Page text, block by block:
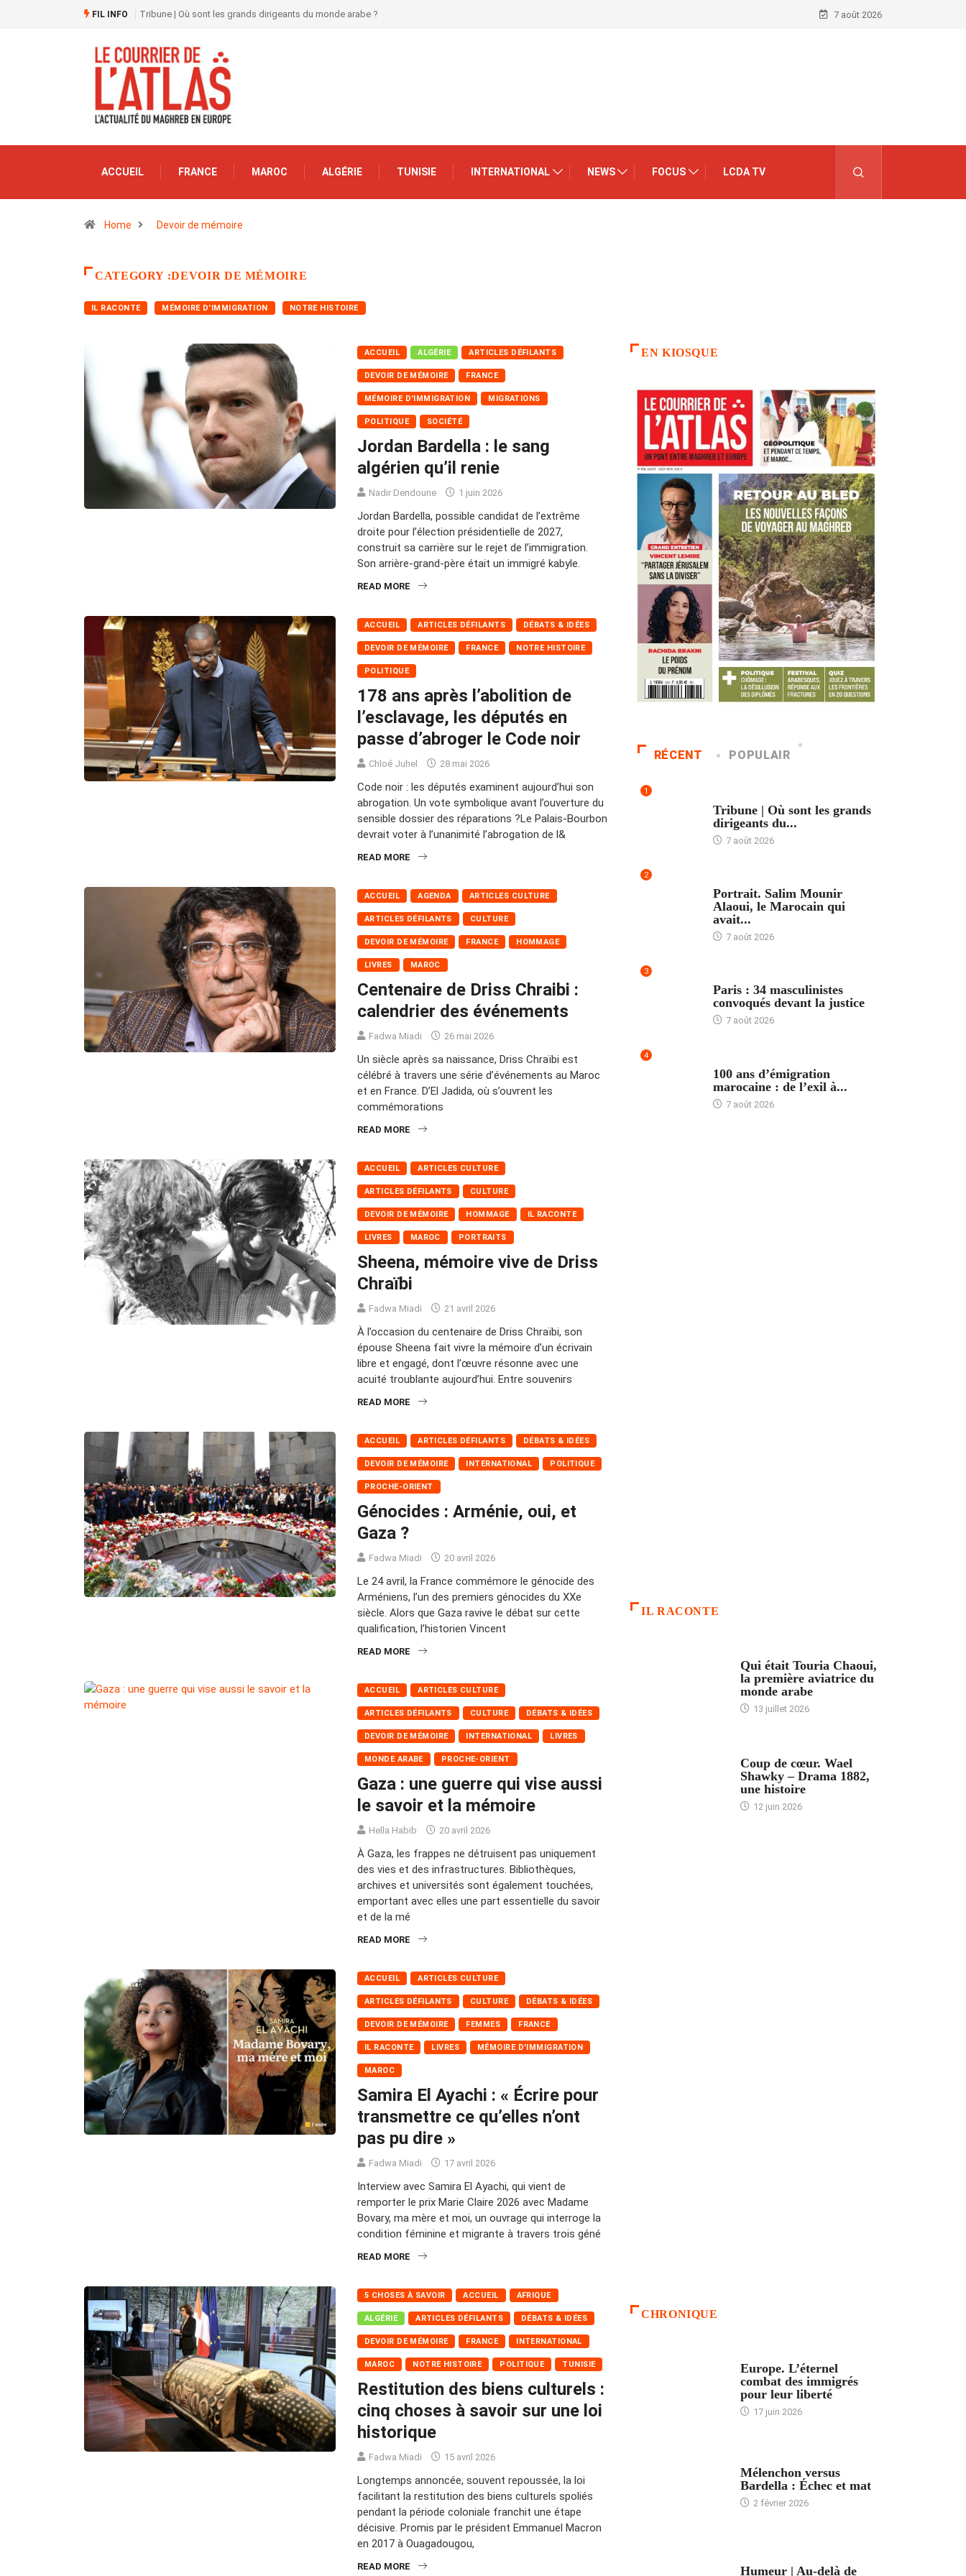
FIL INFO Tribune | Où sont les grands dirigeants du monde arabe ? 7 août 2026
ACCUEIL FRANCE MAROC ALGÉRIE TUNISIE INTERNATIONAL NEWS FOCUS LCDA TV
Home Devoir de mémoire
CATEGORY :DEVOIR DE MÉMOIRE
IL RACONTE MÉMOIRE D'IMMIGRATION NOTRE HISTOIRE
ACCUEIL ALGÉRIE ARTICLES DÉFILANTS
DEVOIR DE MÉMOIRE FRANCE
MÉMOIRE D'IMMIGRATION MIGRATIONS
POLITIQUE SOCIÉTÉ
Jordan Bardella : le sang
algérien qu’il renie
Nadir Dendoune 1 juin 2026
Jordan Bardella, possible candidat de l’extrême
droite pour l’élection présidentielle de 2027,
construit sa carrière sur le rejet de l’immigration.
Son arrière-grand-père était un immigré kabyle.
READ MORE
ACCUEIL ARTICLES DÉFILANTS DÉBATS & IDÉES
DEVOIR DE MÉMOIRE FRANCE NOTRE HISTOIRE
POLITIQUE
178 ans après l’abolition de
l’esclavage, les députés en
passe d’abroger le Code noir
Chloé Juhel 28 mai 2026
Code noir : les députés examinent aujourd’hui son
abrogation. Un vote symbolique avant l’ouverture du
sensible dossier des réparations ?Le Palais-Bourbon
devrait voter à l’unanimité l’abrogation de l&
READ MORE
ACCUEIL AGENDA ARTICLES CULTURE
ARTICLES DÉFILANTS CULTURE
DEVOIR DE MÉMOIRE FRANCE HOMMAGE
LIVRES MAROC
Centenaire de Driss Chraibi :
calendrier des événements
Fadwa Miadi 26 mai 2026
Un siècle après sa naissance, Driss Chraïbi est
célébré à travers une série d’événements au Maroc
et en France. D’El Jadida, où s’ouvrent les
commémorations
READ MORE
ACCUEIL ARTICLES CULTURE
ARTICLES DÉFILANTS CULTURE
DEVOIR DE MÉMOIRE HOMMAGE IL RACONTE
LIVRES MAROC PORTRAITS
Sheena, mémoire vive de Driss
Chraïbi
Fadwa Miadi 21 avril 2026
À l’occasion du centenaire de Driss Chraïbi, son
épouse Sheena fait vivre la mémoire d’un écrivain
libre et engagé, dont l’œuvre résonne avec une
acuité troublante aujourd’hui. Entre souvenirs
READ MORE
ACCUEIL ARTICLES DÉFILANTS DÉBATS & IDÉES
DEVOIR DE MÉMOIRE INTERNATIONAL POLITIQUE
PROCHE-ORIENT
Génocides : Arménie, oui, et
Gaza ?
Fadwa Miadi 20 avril 2026
Le 24 avril, la France commémore le génocide des
Arméniens, l’un des premiers génocides du XXe
siècle. Alors que Gaza ravive le débat sur cette
qualification, l’historien Vincent
READ MORE
ACCUEIL ARTICLES CULTURE
ARTICLES DÉFILANTS CULTURE DÉBATS & IDÉES
DEVOIR DE MÉMOIRE INTERNATIONAL LIVRES
MONDE ARABE PROCHE-ORIENT
Gaza : une guerre qui vise aussi
le savoir et la mémoire
Hella Habib 20 avril 2026
À Gaza, les frappes ne détruisent pas uniquement
des vies et des infrastructures. Bibliothèques,
archives et universités sont également touchées,
emportant avec elles une part essentielle du savoir
et de la mé
READ MORE
ACCUEIL ARTICLES CULTURE
ARTICLES DÉFILANTS CULTURE DÉBATS & IDÉES
DEVOIR DE MÉMOIRE FEMMES FRANCE
IL RACONTE LIVRES MÉMOIRE D'IMMIGRATION
MAROC
Samira El Ayachi : « Écrire pour
transmettre ce qu’elles n’ont
pas pu dire »
Fadwa Miadi 17 avril 2026
Interview avec Samira El Ayachi, qui vient de
remporter le prix Marie Claire 2026 avec Madame
Bovary, ma mère et moi, un ouvrage qui interroge la
condition féminine et migrante à travers trois géné
READ MORE
5 CHOSES À SAVOIR ACCUEIL AFRIQUE
ALGÉRIE ARTICLES DÉFILANTS DÉBATS & IDÉES
DEVOIR DE MÉMOIRE FRANCE INTERNATIONAL
MAROC NOTRE HISTOIRE POLITIQUE TUNISIE
Restitution des biens culturels :
cinq choses à savoir sur une loi
historique
Fadwa Miadi 15 avril 2026
Longtemps annoncée, souvent repoussée, la loi
facilitant la restitution des biens culturels spoliés
pendant la période coloniale franchit une étape
décisive. Promis par le président Emmanuel Macron
en 2017 à Ouagadougou,
READ MORE
EN KIOSQUE
RÉCENT POPULAIR
1
Tribune | Où sont les grands
dirigeants du...
7 août 2026
2
Portrait. Salim Mounir
Alaoui, le Marocain qui
avait...
7 août 2026
3
Paris : 34 masculinistes
convoqués devant la justice
7 août 2026
4
100 ans d’émigration
marocaine : de l’exil à...
7 août 2026
IL RACONTE
Qui était Touria Chaoui,
la première aviatrice du
monde arabe
13 juillet 2026
Coup de cœur. Wael
Shawky – Drama 1882,
une histoire
12 juin 2026
CHRONIQUE
Europe. L’éternel
combat des immigrés
pour leur liberté
17 juin 2026
Mélenchon versus
Bardella : Échec et mat
2 février 2026
Humeur | Au-delà de